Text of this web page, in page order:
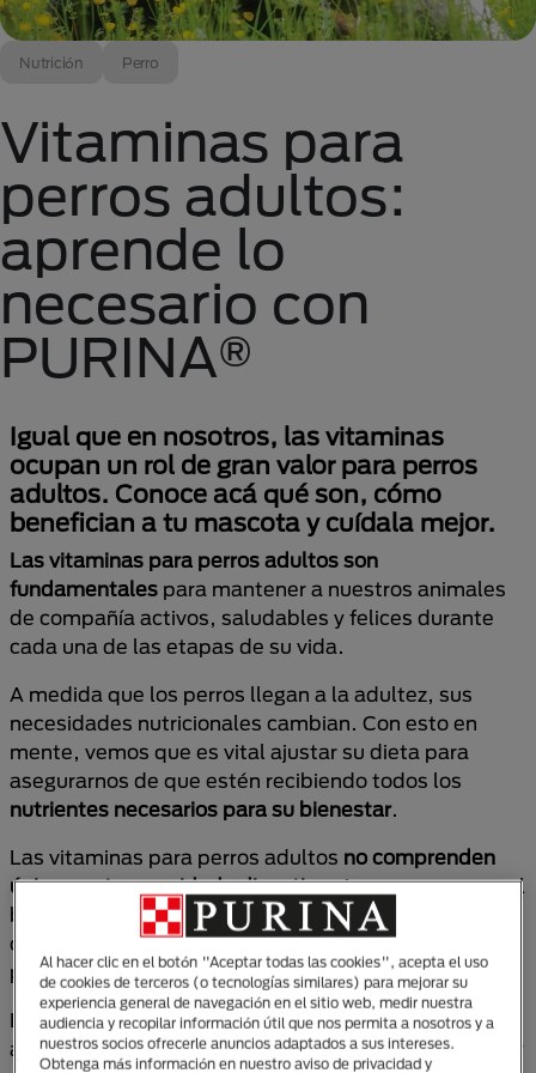
Nutrición Perro
Vitaminas para
perros adultos:
aprende lo
necesario con
PURINA®
Igual que en nosotros, las vitaminas
ocupan un rol de gran valor para perros
adultos. Conoce acá qué son, cómo
benefician a tu mascota y cuídala mejor.
Las vitaminas para perros adultos son
fundamentales para mantener a nuestros animales
de compañía activos, saludables y felices durante
cada una de las etapas de su vida.
A medida que los perros llegan a la adultez, sus
necesidades nutricionales cambian. Con esto en
mente, vemos que es vital ajustar su dieta para
asegurarnos de que estén recibiendo todos los
nutrientes necesarios para su bienestar.
Las vitaminas para perros adultos no comprenden
únicamente su cuidado digestivo. A su vez, apoyan el
bienestar integral de todos sus órganos y sistemas
como el inmune, proporcionando salud a la piel, el
pelo y los huesos.
Desde PURINA®, vamos a enseñarte un poco más
acerca de las vitaminas para perros, su importancia y
Al hacer clic en el botón "Aceptar todas las cookies", acepta el uso
de cookies de terceros (o tecnologías similares) para mejorar su
experiencia general de navegación en el sitio web, medir nuestra
audiencia y recopilar información útil que nos permita a nosotros y a
nuestros socios ofrecerle anuncios adaptados a sus intereses.
Obtenga más información en nuestro aviso de privacidad y